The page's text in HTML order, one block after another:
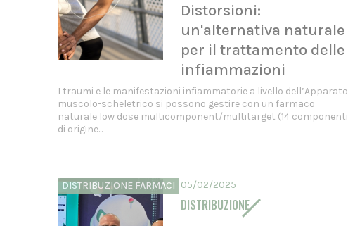
Distorsioni:
un'alternativa naturale
per il trattamento delle
infiammazioni
I traumi e le manifestazioni infiammatorie a livello dell’Apparato
muscolo-scheletrico si possono gestire con un farmaco
naturale low dose multicomponent/multitarget (14 componenti
di origine...
DISTRIBUZIONE FARMACI 05/02/2025
DISTRIBUZIONE